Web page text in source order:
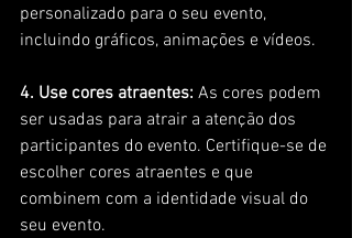
personalizado para o seu evento,
incluindo gráficos, animações e vídeos.
4. Use cores atraentes: As cores podem
ser usadas para atrair a atenção dos
participantes do evento. Certifique-se de
escolher cores atraentes e que
combinem com a identidade visual do
seu evento.